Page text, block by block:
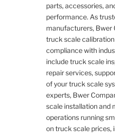
parts, accessories,
performance. As
manufacturers, Bwer
truck scale
compliance with
include truck scale
repair services,
of your truck scale
experts, Bwer
scale installation and
operations running
on truck scale prices,